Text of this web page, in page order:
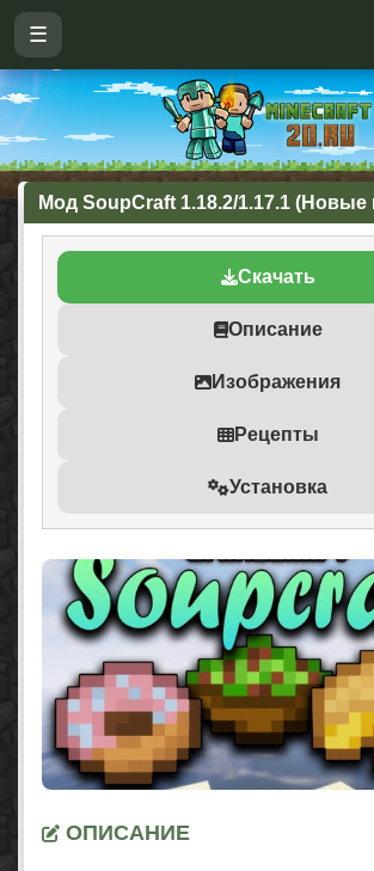
☰
Мод SoupCraft 1.18.2/1.17.1
Скачать
Описание
Изображения
Рецепты
Установка
ОПИСАНИЕ